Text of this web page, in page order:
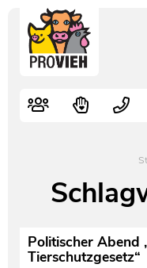
Schnellwahl
Politischer Abend
Tierschutzgesetz“
Nutztiere
Alte Nutztierrassen
Video- und Audiothek
Kampagnen
Fachliche Arbeit
Verbraucherinfos
Mitglied werden –
Spenden
Freiwille Beitragserhöhung
Aktiv werden
Kontakt
Leitbild
Satzung
Pressekontakt
Newsletter
Pressespiegel
Pressematerial